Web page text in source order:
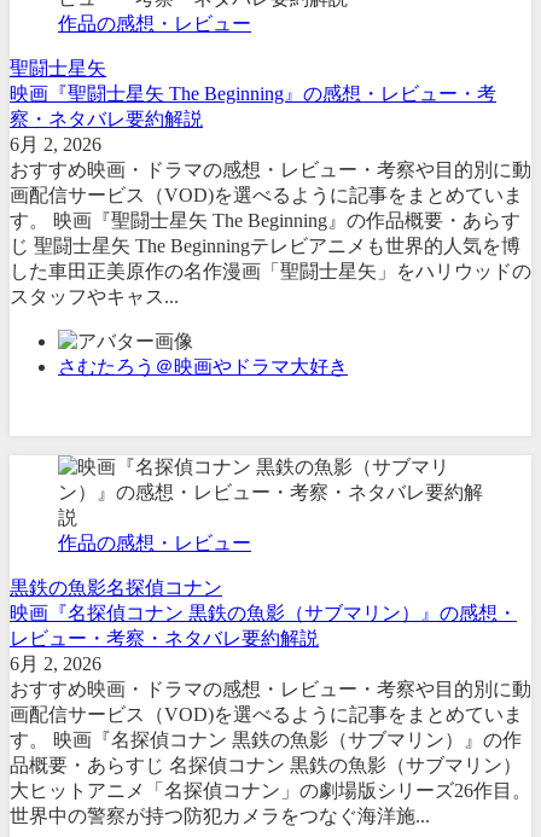
作品の感想・レビュー
聖闘士星矢
映画『聖闘士星矢 The Beginning』の感想・レビュー・考
察・ネタバレ要約解説
6月 2, 2026
おすすめ映画・ドラマの感想・レビュー・考察や目的別に動
画配信サービス（VOD)を選べるように記事をまとめていま
す。 映画『聖闘士星矢 The Beginning』の作品概要・あらす
じ 聖闘士星矢 The Beginningテレビアニメも世界的人気を博
した車田正美原作の名作漫画「聖闘士星矢」をハリウッドの
スタッフやキャス...
さむたろう＠映画やドラマ大好き
作品の感想・レビュー
黒鉄の魚影名探偵コナン
映画『名探偵コナン 黒鉄の魚影（サブマリン）』の感想・
レビュー・考察・ネタバレ要約解説
6月 2, 2026
おすすめ映画・ドラマの感想・レビュー・考察や目的別に動
画配信サービス（VOD)を選べるように記事をまとめていま
す。 映画『名探偵コナン 黒鉄の魚影（サブマリン）』の作
品概要・あらすじ 名探偵コナン 黒鉄の魚影（サブマリン）
大ヒットアニメ「名探偵コナン」の劇場版シリーズ26作目。
世界中の警察が持つ防犯カメラをつなぐ海洋施...